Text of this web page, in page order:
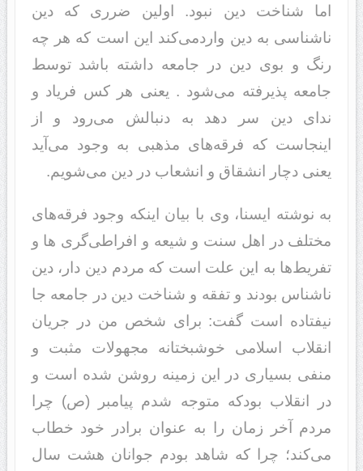
اما شناخت دین نبود. اولین ضرری که دین
ناشناسی به دین واردمی‌کند این است که هر چه
رنگ و بوی دین در جامعه داشته باشد توسط
جامعه پذیرفته می‌شود . یعنی هر کس فریاد و
ندای دین سر دهد به دنبالش می‌رود و از
اینجاست که فرقه‌های مذهبی به وجود می‌آید
یعنی دچار انشقاق و انشعاب در دین می‌شویم.
به نوشته ایسنا، وی با بیان اینکه وجود فرقه‌های
مختلف در اهل سنت و شیعه و افراطی‌گری ها و
تفریط‌ها به این علت است که مردم دین دار، دین
ناشناس بودند و تفقه و شناخت دین در جامعه جا
نیفتاده است گفت: برای شخص من در جریان
انقلاب اسلامی خوشبختانه مجهولات مثبت و
منفی بسیاری در این زمینه روشن شده است و
در انقلاب بودکه متوجه شدم پیامبر (ص) چرا
مردم آخر زمان را به عنوان برادر خود خطاب
می‌کند؛ چرا که شاهد بودم جوانان هشت سال